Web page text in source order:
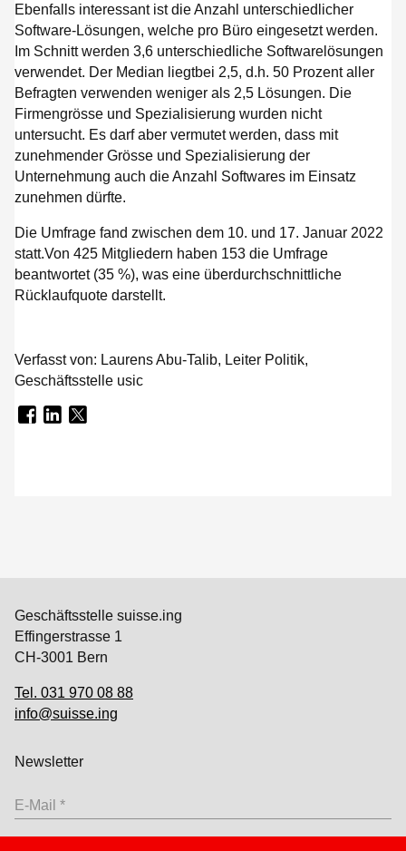
Ebenfalls interessant ist die Anzahl unterschiedlicher
Software-Lösungen, welche pro Büro eingesetzt werden.
Im Schnitt werden 3,6 unterschiedliche Softwarelösungen
verwendet. Der Median liegtbei 2,5, d.h. 50 Prozent aller
Befragten verwenden weniger als 2,5 Lösungen. Die
Firmengrösse und Spezialisierung wurden nicht
untersucht. Es darf aber vermutet werden, dass mit
zunehmender Grösse und Spezialisierung der
Unternehmung auch die Anzahl Softwares im Einsatz
zunehmen dürfte.
Die Umfrage fand zwischen dem 10. und 17. Januar 2022
statt.Von 425 Mitgliedern haben 153 die Umfrage
beantwortet (35 %), was eine überdurchschnittliche
Rücklaufquote darstellt.
Verfasst von: Laurens Abu-Talib, Leiter Politik,
Geschäftsstelle usic
Geschäftsstelle suisse.ing
Effingerstrasse 1
CH-3001 Bern
Tel. 031 970 08 88
info@suisse.ing
Newsletter